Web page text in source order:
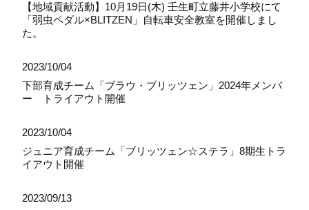
【地域貢献活動】10月19日(木) 壬生町立藤井小学校にて
「弱虫ペダル×BLITZEN」自転車安全教室を開催しまし
た。
2023/10/04
下部育成チーム「ブラウ・ブリッツェン」2024年メンバ
ー トライアウト開催
2023/10/04
ジュニア育成チーム「ブリッツェン☆ステラ」8期生トラ
イアウト開催
2023/09/13